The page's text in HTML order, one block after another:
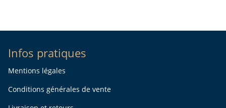
Infos pratiques
Mentions légales
Conditions générales de vente